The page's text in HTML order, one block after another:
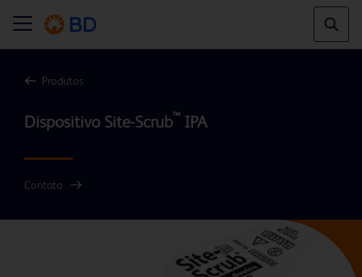
Produtos
Dispositivo Site-Scrub™ IPA
Contato